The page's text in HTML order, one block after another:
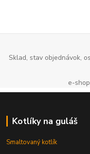
Sklad, stav objednávok,
e-
Kotlíky na guláš
Smaltovaný kotlík